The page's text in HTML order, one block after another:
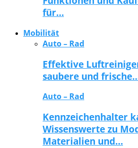
für…
Mobilität
Auto – Rad
Effektive
saubere und
Auto – Rad
Kennzeichenhalter
Wissenswerte zu
Materialien und…